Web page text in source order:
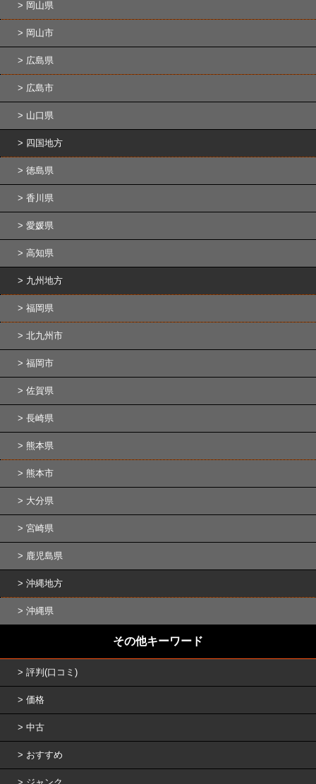
岡山県
岡山市
広島県
広島市
山口県
四国地方
徳島県
香川県
愛媛県
高知県
九州地方
福岡県
北九州市
福岡市
佐賀県
長崎県
熊本県
熊本市
大分県
宮崎県
鹿児島県
沖縄地方
沖縄県
その他キーワード
評判(口コミ)
価格
中古
おすすめ